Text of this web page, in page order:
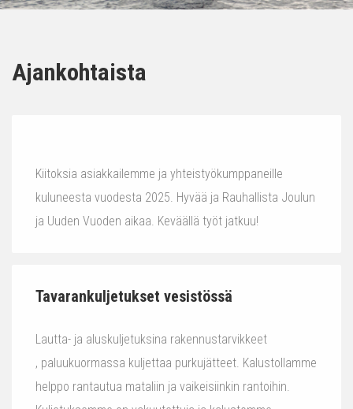
Ajankohtaista
Kiitoksia asiakkailemme ja yhteistyökumppaneille
kuluneesta vuodesta 2025. Hyvää ja Rauhallista Joulun
ja Uuden Vuoden aikaa. Keväällä työt jatkuu!
Tavarankuljetukset vesistössä
Lautta- ja aluskuljetuksina rakennustarvikkeet
, paluukuormassa kuljettaa purkujätteet. Kalustollamme
helppo rantautua mataliin ja vaikeisiinkin rantoihin.